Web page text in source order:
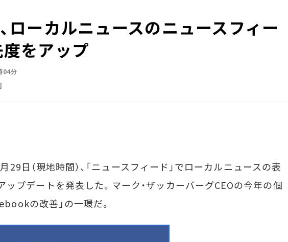
ローカルニュースのニュースフィー
をアップ
04分
日（現地時間）、「ニュースフィード」でローカルニュースの表
ップデートを発表した。マーク・ザッカーバーグCEOの今年の個
の改善」の一環だ。